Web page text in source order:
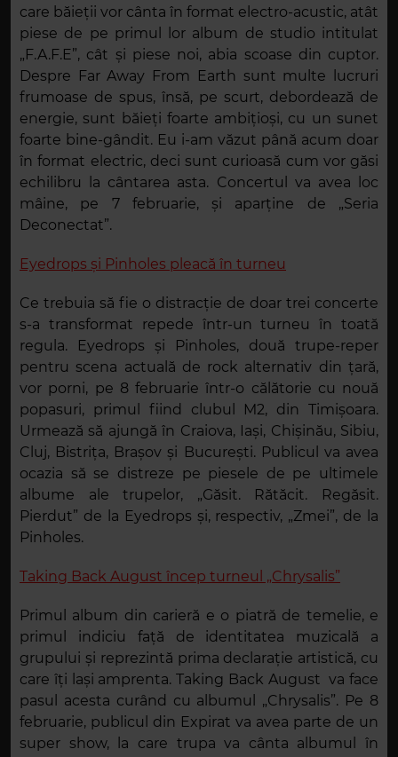
care băieții vor cânta în format electro-acustic, atât
piese de pe primul lor album de studio intitulat
„F.A.F.E”, cât și piese noi, abia scoase din cuptor.
Despre Far Away From Earth sunt multe lucruri
frumoase de spus, însă, pe scurt, debordează de
energie, sunt băieți foarte ambițioși, cu un sunet
foarte bine-gândit. Eu i-am văzut până acum doar
în format electric, deci sunt curioasă cum vor găsi
echilibru la cântarea asta. Concertul va avea loc
mâine, pe 7 februarie, și aparține de „Seria
Deconectat”.
Eyedrops și Pinholes pleacă în turneu
Ce trebuia să fie o distracție de doar trei concerte
s-a transformat repede într-un turneu în toată
regula. Eyedrops și Pinholes, două trupe-reper
pentru scena actuală de rock alternativ din țară,
vor porni, pe 8 februarie într-o călătorie cu nouă
popasuri, primul fiind clubul M2, din Timișoara.
Urmează să ajungă în Craiova, Iași, Chișinău, Sibiu,
Cluj, Bistrița, Brașov și București. Publicul va avea
ocazia să se distreze pe piesele de pe ultimele
albume ale trupelor, „Găsit. Rătăcit. Regăsit.
Pierdut” de la Eyedrops și, respectiv, „Zmei”, de la
Pinholes.
Taking Back August încep turneul „Chrysalis”
Primul album din carieră e o piatră de temelie, e
primul indiciu față de identitatea muzicală a
grupului și reprezintă prima declarație artistică, cu
care îți lași amprenta. Taking Back August va face
pasul acesta curând cu albumul „Chrysalis”. Pe 8
februarie, publicul din Expirat va avea parte de un
super show, la care trupa va cânta albumul în